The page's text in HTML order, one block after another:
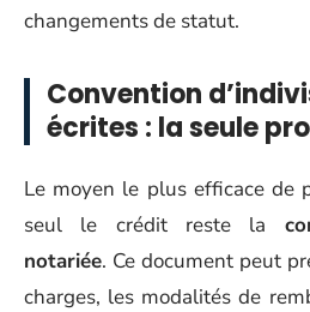
changements de statut.
Convention
écrites : la seule
Le moyen le plus efficace de
seul le crédit reste la
notariée. Ce document peut
charges, les modalités de